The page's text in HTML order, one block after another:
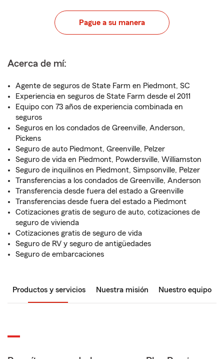
Pague a su manera
Acerca de mí:
Agente de seguros de State Farm en Piedmont, SC
Experiencia en seguros de State Farm desde el 2011
Equipo con 73 años de experiencia combinada en
seguros
Seguros en los condados de Greenville, Anderson,
Pickens
Seguro de auto Piedmont, Greenville, Pelzer
Seguro de vida en Piedmont, Powdersville, Williamston
Seguro de inquilinos en Piedmont, Simpsonville, Pelzer
Transferencias a los condados de Greenville, Anderson
Transferencia desde fuera del estado a Greenville
Transferencias desde fuera del estado a Piedmont
Cotizaciones gratis de seguro de auto, cotizaciones de
seguro de vivienda
Cotizaciones gratis de seguro de vida
Seguro de RV y seguro de antigüedades
Seguro de embarcaciones
Productos y servicios Nuestra misión Nuestro equipo